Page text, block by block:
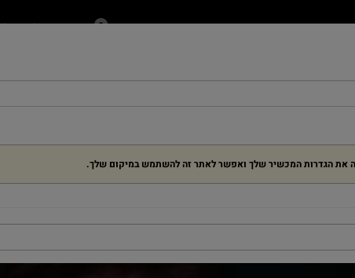
בחירת הקולנוע שלי
מזנון ילדים בלוג מנויים ומתנות אירועים דרושים
את הגדרות המכשיר שלך ואפשר לאתר זה להשתמש במיקום שלך.